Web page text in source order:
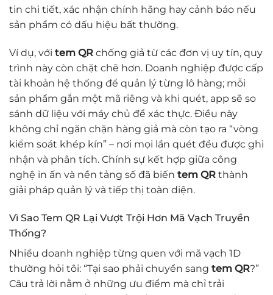
tin chi tiết, xác nhận chính hãng hay cảnh báo nếu
sản phẩm có dấu hiệu bất thường.
Ví dụ, với tem QR chống giả từ các đơn vị uy tín, quy
trình này còn chặt chẽ hơn. Doanh nghiệp được cấp
tài khoản hệ thống để quản lý từng lô hàng; mỗi
sản phẩm gắn một mã riêng và khi quét, app sẽ so
sánh dữ liệu với máy chủ để xác thực. Điều này
không chỉ ngăn chặn hàng giả mà còn tạo ra “vòng
kiểm soát khép kín” – nơi mọi lần quét đều được ghi
nhận và phân tích. Chính sự kết hợp giữa công
nghệ in ấn và nền tảng số đã biến tem QR thành
giải pháp quản lý và tiếp thị toàn diện.
Vì Sao Tem QR Lại Vượt Trội Hơn Mã Vạch Truyền
Thống?
Nhiều doanh nghiệp từng quen với mã vạch 1D
thường hỏi tôi: “Tại sao phải chuyển sang tem QR?”
Câu trả lời nằm ở những ưu điểm mà chỉ trải